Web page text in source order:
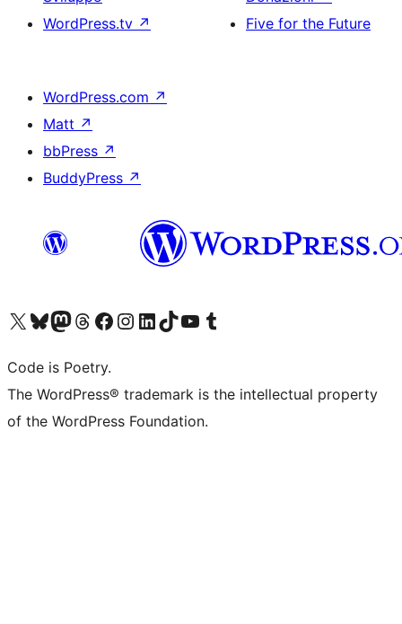
WordPress.tv ↗
Five for the Future
WordPress.com ↗
Matt ↗
bbPress ↗
BuddyPress ↗
Visita il nostro account X (ex Twitter)
Visita il nostro account Bluesky
Visita il nostro account Mastodon
Visita il nostro account Threads
Visita la nostra pagina Facebook
Visita il nostro account Instagram
Visita il nostro account LinkedIn
Visita il nostro account TikTok
Visita il nostro canale YouTube
Visita il nostro account Tumblr
Code is Poetry.
The WordPress® trademark is the intellectual property
of the WordPress Foundation.